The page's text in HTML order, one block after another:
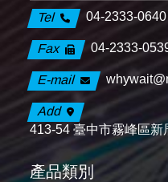
Tel 04-2333-0640
Fax 04-2333-
E-mail
Add
413-54 臺中市霧峰區新
產品類別